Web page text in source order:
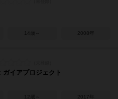
14歳～ 2008年
ガイアプロジェクト
12歳～ 2017年